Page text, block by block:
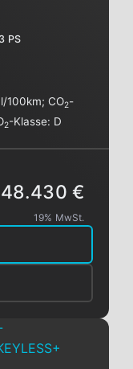
PS
100km;CO2-
2-Klasse: D
48.430 €
19% MwSt.